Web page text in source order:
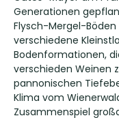
Generationen
Flysch-Mergel-Böden
verschiedene
Bodenformationen,
verschieden Weinen
pannonischen
Klima vom
Zusammenspiel